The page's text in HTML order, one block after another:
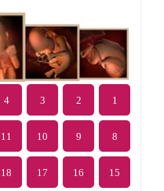
1
2
3
4
8
9
10
11
15
16
17
18